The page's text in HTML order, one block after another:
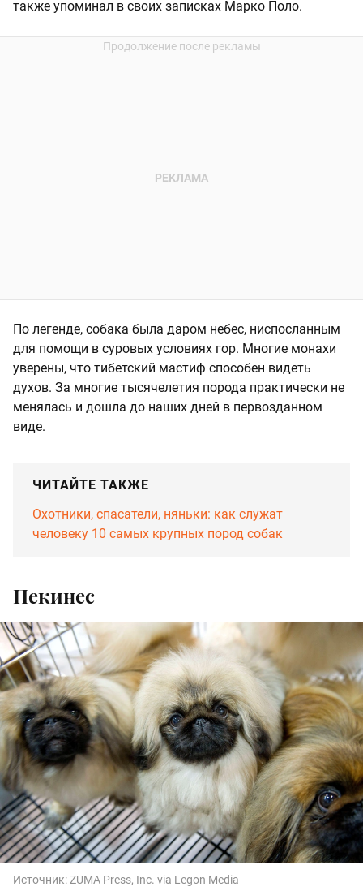
также упоминал в своих записках Марко Поло.
По легенде, собака была даром небес, ниспосланным
для помощи в суровых условиях гор. Многие монахи
уверены, что тибетский мастиф способен видеть
духов. За многие тысячелетия порода практически не
менялась и дошла до наших дней в первозданном
виде.
ЧИТАЙТЕ ТАКЖЕ
Охотники, спасатели, няньки: как служат
человеку 10 самых крупных пород собак
Пекинес
Источник:ZUMA Press, Inc. via Legon Media